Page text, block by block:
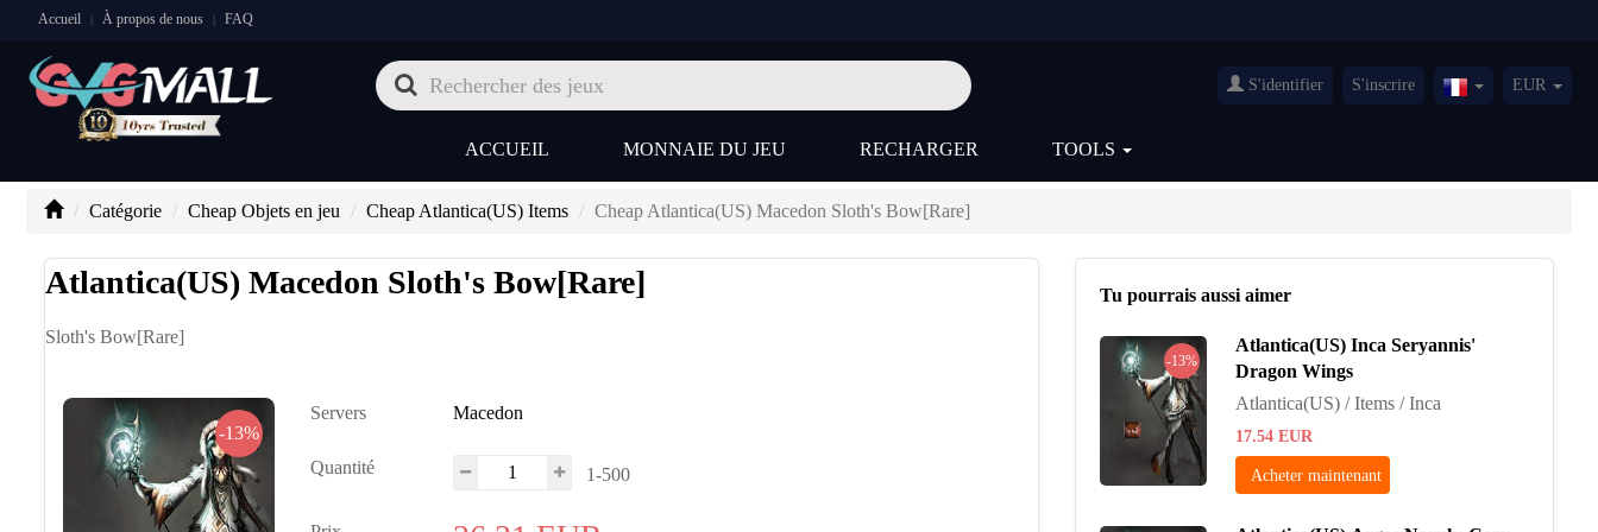
Accueil | À propos de nous | FAQ
S'identifier S'inscrire France(Français)
EUR
ACCUEIL MONNAIE DU JEU RECHARGER TOOLS
Catégorie Cheap Objets en jeu Cheap Atlantica(US) Items Cheap Atlantica(US) Macedon Sloth's Bow[Rare]
Atlantica(US) Macedon Sloth's Bow[Rare]
Sloth's Bow[Rare]
-13%
Servers Macedon
Quantité 1-500
Tu pourrais aussi aimer
-13%
Atlantica(US) Inca Seryannis'
Dragon Wings
Atlantica(US) / Items / Inca
17.54 EUR
Acheter maintenant